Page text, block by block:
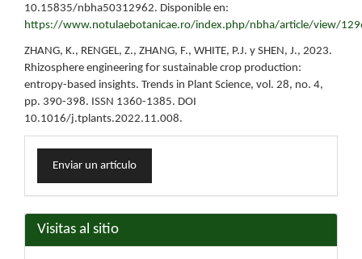
10.15835/nbha50312962. Disponible en:
https://www.notulaebotanicae.ro/index.php/nbha/article/view/
ZHANG, K., RENGEL, Z., ZHANG, F., WHITE, P.J. y SHEN, J., 2023.
Rhizosphere engineering for sustainable crop production:
entropy-based insights. Trends in Plant Science, vol. 28, no. 4,
pp. 390-398. ISSN 1360-1385. DOI
10.1016/j.tplants.2022.11.008.
Enviar
unEnviar un artículo
Visitas al sitio